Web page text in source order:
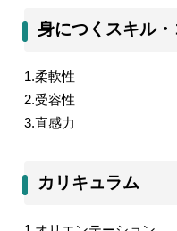
身につくスキル
1.柔軟性
2.受容性
3.直感力
カリキュラム